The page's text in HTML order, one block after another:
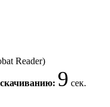
Reader)
9 сек.